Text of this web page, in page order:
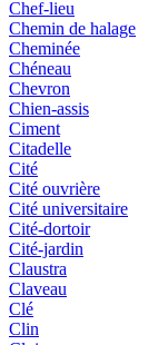
Chef-lieu
Chemin de halage
Cheminée
Chéneau
Chevron
Chien-assis
Ciment
Citadelle
Cité
Cité ouvrière
Cité universitaire
Cité-dortoir
Cité-jardin
Claustra
Claveau
Clé
Clin